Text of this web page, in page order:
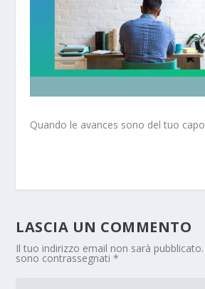
Quando le avances sono del tuo capo
LASCIA UN COMMENTO
Il tuo indirizzo email non sarà pubblicato.
sono contrassegnati*